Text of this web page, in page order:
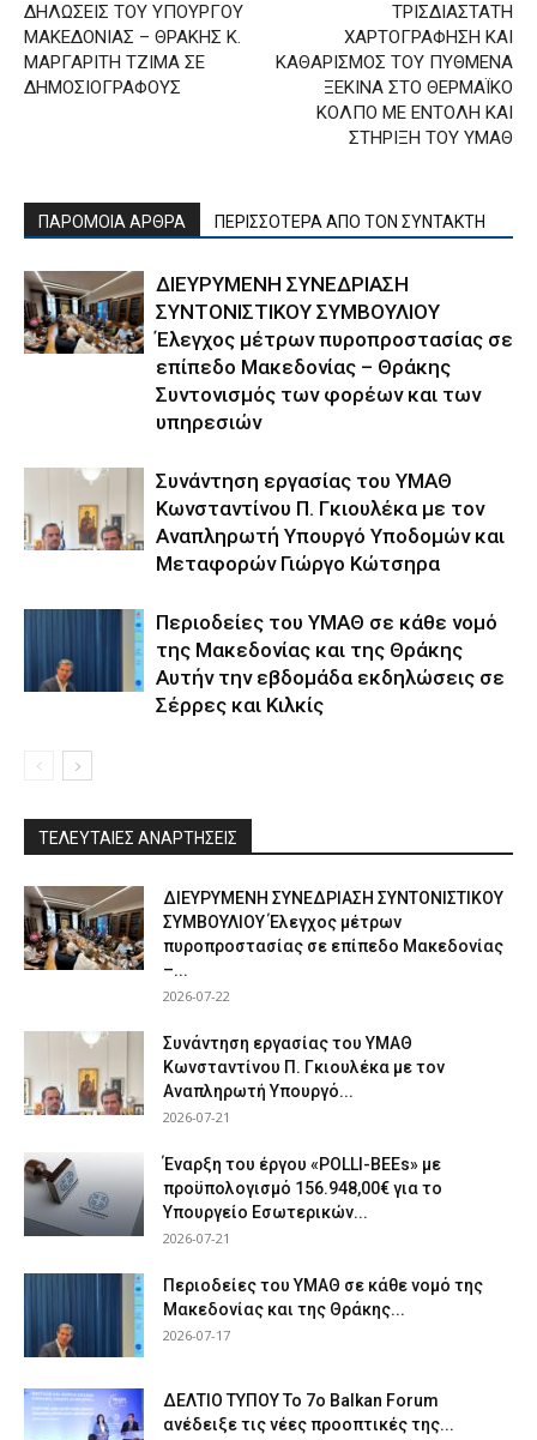
ΔΗΛΩΣΕΙΣ ΤΟΥ ΥΠΟΥΡΓΟΥ
ΜΑΚΕΔΟΝΙΑΣ – ΘΡΑΚΗΣ Κ.
ΜΑΡΓΑΡΙΤΗ ΤΖΙΜΑ ΣΕ
ΔΗΜΟΣΙΟΓΡΑΦΟΥΣ
ΤΡΙΣΔΙΑΣΤΑΤΗ
ΧΑΡΤΟΓΡΑΦΗΣΗ ΚΑΙ
ΚΑΘΑΡΙΣΜΟΣ ΤΟΥ ΠΥΘΜΕΝΑ
ΞΕΚΙΝΑ ΣΤΟ ΘΕΡΜΑΪΚΟ
ΚΟΛΠΟ ΜΕ ΕΝΤΟΛΗ ΚΑΙ
ΣΤΗΡΙΞΗ ΤΟΥ ΥΜΑΘ
ΠΑΡΟΜΟΙΑ ΑΡΘΡΑ ΠΕΡΙΣΣΟΤΕΡΑ ΑΠΟ ΤΟΝ ΣΥΝΤΑΚΤΗ
ΔΙΕΥΡΥΜΕΝΗ ΣΥΝΕΔΡΙΑΣΗ
ΣΥΝΤΟΝΙΣΤΙΚΟΥ ΣΥΜΒΟΥΛΙΟΥ
Έλεγχος μέτρων πυροπροστασίας σε
επίπεδο Μακεδονίας – Θράκης
Συντονισμός των φορέων και των
υπηρεσιών
Συνάντηση εργασίας του ΥΜΑΘ
Κωνσταντίνου Π. Γκιουλέκα με τον
Αναπληρωτή Υπουργό Υποδομών και
Μεταφορών Γιώργο Κώτσηρα
Περιοδείες του ΥΜΑΘ σε κάθε νομό
της Μακεδονίας και της Θράκης
Αυτήν την εβδομάδα εκδηλώσεις σε
Σέρρες και Κιλκίς
ΤΕΛΕΥΤΑΙΕΣ ΑΝΑΡΤΗΣΕΙΣ
ΔΙΕΥΡΥΜΕΝΗ ΣΥΝΕΔΡΙΑΣΗ ΣΥΝΤΟΝΙΣΤΙΚΟΥ
ΣΥΜΒΟΥΛΙΟΥ Έλεγχος μέτρων
πυροπροστασίας σε επίπεδο Μακεδονίας
–...
2026-07-22
Συνάντηση εργασίας του ΥΜΑΘ
Κωνσταντίνου Π. Γκιουλέκα με τον
Αναπληρωτή Υπουργό...
2026-07-21
Έναρξη του έργου «POLLI-BEEs» με
προϋπολογισμό 156.948,00€ για το
Υπουργείο Εσωτερικών...
2026-07-21
Περιοδείες του ΥΜΑΘ σε κάθε νομό της
Μακεδονίας και της Θράκης...
2026-07-17
ΔΕΛΤΙΟ ΤΥΠΟΥ Το 7ο Balkan Forum
ανέδειξε τις νέες προοπτικές της...